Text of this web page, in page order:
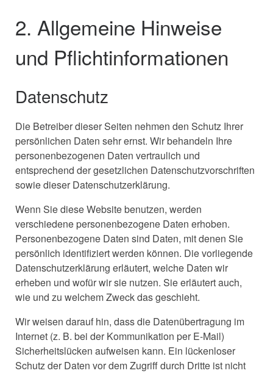
2. Allgemeine Hinweise
und Pflicht­informationen
Datenschutz
Die Betreiber dieser Seiten nehmen den Schutz Ihrer
persönlichen Daten sehr ernst. Wir behandeln Ihre
personenbezogenen Daten vertraulich und
entsprechend der gesetzlichen Datenschutzvorschriften
sowie dieser Datenschutzerklärung.
Wenn Sie diese Website benutzen, werden
verschiedene personenbezogene Daten erhoben.
Personenbezogene Daten sind Daten, mit denen Sie
persönlich identifiziert werden können. Die vorliegende
Datenschutzerklärung erläutert, welche Daten wir
erheben und wofür wir sie nutzen. Sie erläutert auch,
wie und zu welchem Zweck das geschieht.
Wir weisen darauf hin, dass die Datenübertragung im
Internet (z. B. bei der Kommunikation per E-Mail)
Sicherheitslücken aufweisen kann. Ein lückenloser
Schutz der Daten vor dem Zugriff durch Dritte ist nicht